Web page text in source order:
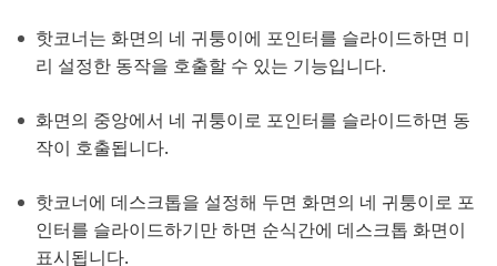
핫코너는 화면의 네 귀퉁이에 포인터를 슬라이드하면 미
리 설정한 동작을 호출할 수 있는 기능입니다.
화면의 중앙에서 네 귀퉁이로 포인터를 슬라이드하면 동
작이 호출됩니다.
핫코너에 데스크톱을 설정해 두면 화면의 네 귀퉁이로 포
인터를 슬라이드하기만 하면 순식간에 데스크톱 화면이
표시됩니다.